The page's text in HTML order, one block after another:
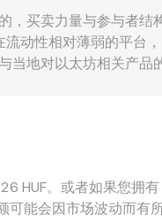
买卖力量与参与者
动性相对薄弱的平台
地对以太坊相关产品
HUF。或者如果您拥
能会因市场波动而有所